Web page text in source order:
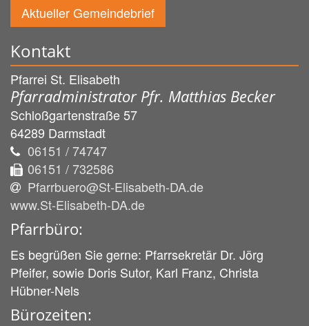
Aktueller Gemeindebrief
Kontakt
Pfarrei St. Elisabeth
Pfarradministrator Pfr. Matthias Becker
Schloßgartenstraße 57
64289 Darmstadt
06151 / 74747
06151 / 732586
Pfarrbuero@St-Elisabeth-DA.de
www.St-Elisabeth-DA.de
Pfarrbüro:
Es begrüßen Sie gerne: Pfarrsekretär Dr. Jörg
Pfeifer, sowie Doris Sutor, Karl Franz, Christa
Hübner-Nels
Bürozeiten: